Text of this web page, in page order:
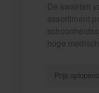
De kwaliteit
assortiment
hoge